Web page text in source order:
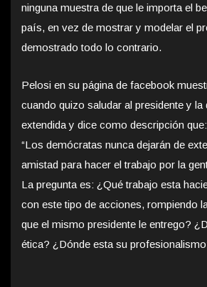
ninguna muestra de que le importa el
país, en vez de mostrar y modelar el
demostrado todo lo contrario.
Pelosi en su página de facebook
cuando quizo saludar al presidente y la
extendida y dice como descripción que:
“Los demócratas nunca dejarán de
amistad para hacer el trabajo por la
La pregunta es: ¿Qué trabajo esta
con este tipo de acciones, rompiendo
que el mismo presidente le entrego?
ética? ¿Dónde esta su